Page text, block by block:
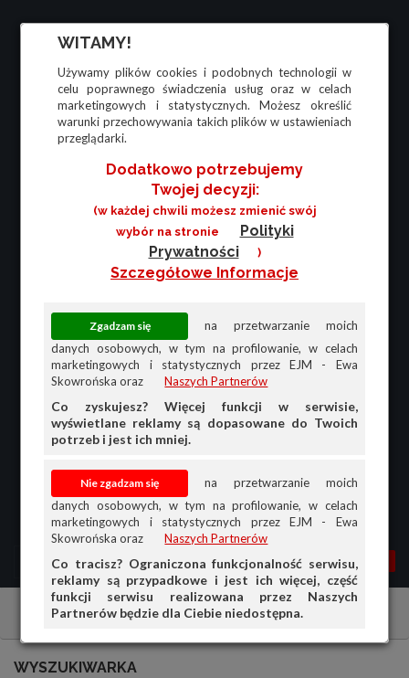
WITAMY!
Używamy plików cookies i podobnych technologii w
celu poprawnego świadczenia usług oraz w celach
marketingowych i statystycznych. Możesz określić
warunki przechowywania takich plików w ustawieniach
przeglądarki.
Dodatkowo potrzebujemy
Twojej decyzji:
(w każdej chwili możesz zmienić swój
wybór na stronie
Polityki
Prywatności
)
Szczegółowe Informacje
na przetwarzanie moich
danych osobowych, w tym na profilowanie, w celach
marketingowych i statystycznych przez EJM - Ewa
Skowrońska oraz
Naszych Partnerów
Co zyskujesz? Więcej funkcji w serwisie,
wyświetlane reklamy są dopasowane do Twoich
potrzeb i jest ich mniej.
na przetwarzanie moich
danych osobowych, w tym na profilowanie, w celach
marketingowych i statystycznych przez EJM - Ewa
Skowrońska oraz
Naszych Partnerów
Co tracisz? Ograniczona funkcjonalność serwisu,
reklamy są przypadkowe i jest ich więcej, część
funkcji serwisu realizowana przez Naszych
Partnerów będzie dla Ciebie niedostępna.
MENU MOJA AG
PRZEGLĄD
Pojazdy specjalne Części Wózki
WYSZUKIWARKA